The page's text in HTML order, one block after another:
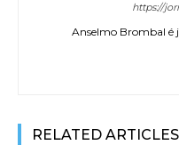
https://
Anselmo Brombal é
RELATED ARTICLES